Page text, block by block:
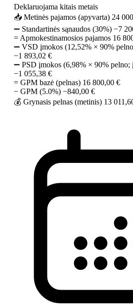
Deklaruojama kitais metais
📥 Metinės pajamos (apyvarta) 24
➖ Standartinės sąnaudos (30%) −7
= Apmokestinamosios pajamos 16
➖ VSD įmokos (12,52% × 90%
−1 893,02 €
➖ PSD įmokos (6,98% × 90% pelno;
−1 055,38 €
= GPM bazė (pelnas) 16 800,00 €
− GPM (5.0%) −840,00 €
💰 Grynasis pelnas (metinis) 13